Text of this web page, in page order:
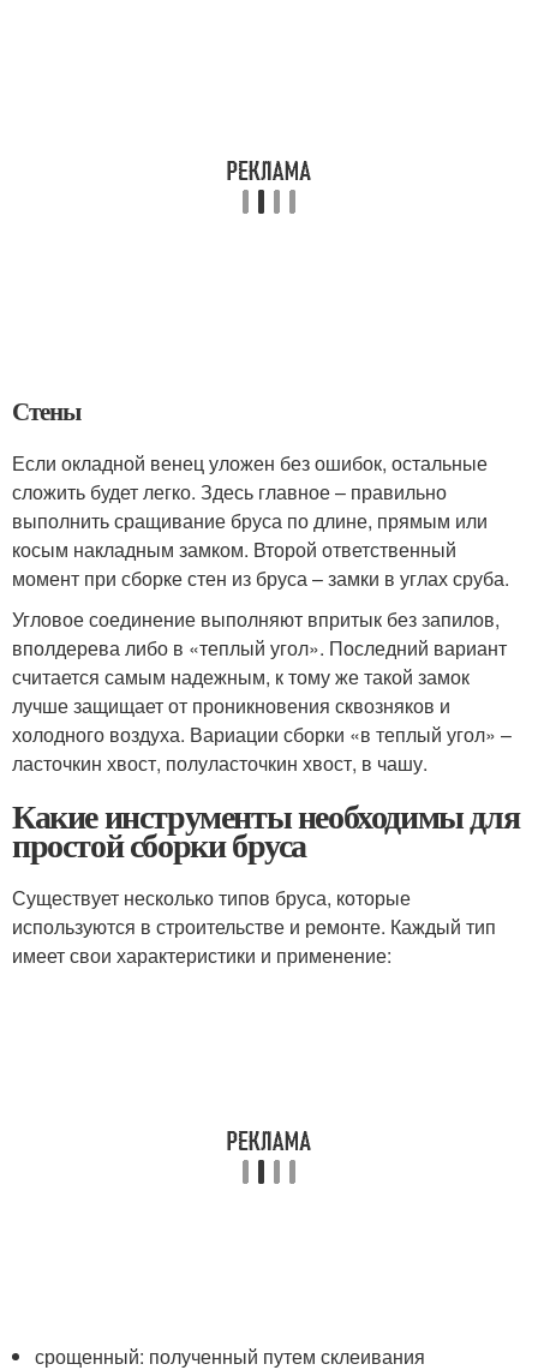
Стены
Если окладной венец уложен без ошибок, остальные
сложить будет легко. Здесь главное – правильно
выполнить сращивание бруса по длине, прямым или
косым накладным замком. Второй ответственный
момент при сборке стен из бруса – замки в углах сруба.
Угловое соединение выполняют впритык без запилов,
вполдерева либо в «теплый угол». Последний вариант
считается самым надежным, к тому же такой замок
лучше защищает от проникновения сквозняков и
холодного воздуха. Вариации сборки «в теплый угол» –
ласточкин хвост, полуласточкин хвост, в чашу.
Какие инструменты необходимы для
простой сборки бруса
Существует несколько типов бруса, которые
используются в строительстве и ремонте. Каждый тип
имеет свои характеристики и применение:
срощенный: полученный путем склеивания